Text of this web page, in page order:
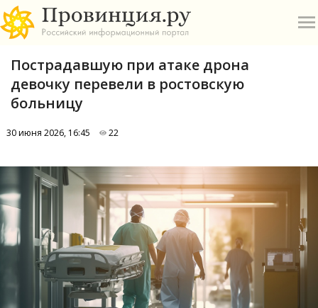
А
В
П
Р
Пострадавшую при атаке дрона
девочку перевели в ростовскую
больницу
30 июня 2026, 16:45 22